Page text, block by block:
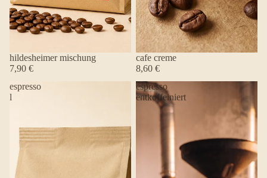
hildesheimer mischung
7,90 €
cafe creme
8,60 €
espresso
l
espresso
entkoffeiniert